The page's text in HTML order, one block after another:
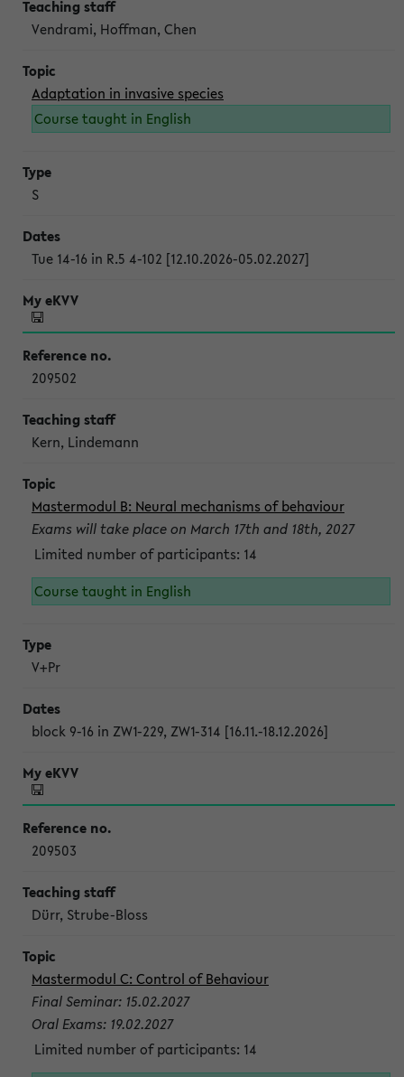
Vendrami, Hoffman, Chen
Adaptation in invasive species
Course taught in English
S
Tue 14-16 in R.5 4-102 [12.10.2026-05.02.2027]
209502
Kern, Lindemann
Mastermodul B: Neural mechanisms of behaviour
Exams will take place on March 17th and 18th, 2027
Limited number of participants: 14
Course taught in English
V+Pr
block 9-16 in ZW1-229, ZW1-314 [16.11.-18.12.2026]
209503
Dürr, Strube-Bloss
Mastermodul C: Control of Behaviour
Final Seminar: 15.02.2027
Oral Exams: 19.02.2027
Limited number of participants: 14